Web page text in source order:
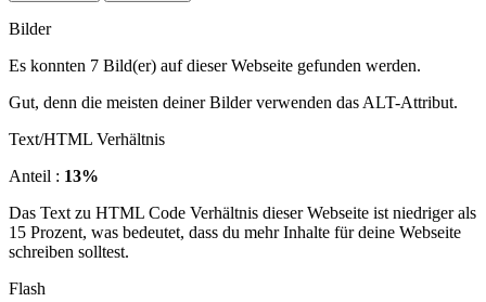
Bilder
Es konnten 7 Bild(er) auf dieser Webseite gefunden werden.
Gut, denn die meisten deiner Bilder verwenden das ALT-Attribut.
Text/HTML Verhältnis
Anteil : 13%
Das Text zu HTML Code Verhältnis dieser Webseite ist niedriger als
15 Prozent, was bedeutet, dass du mehr Inhalte für deine Webseite
schreiben solltest.
Flash